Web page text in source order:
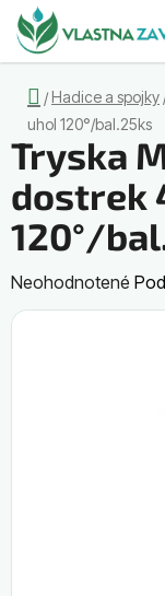
Prejsť
na
obsah
Domov
/ Hadice a spojky
uhol 120°/bal.25ks
Tryska
dostrek
120°/
Priemerné
hodnotenie
Neohodnotené